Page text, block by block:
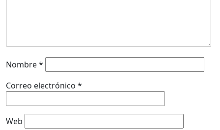
Nombre*
Correo electrónico *
Web